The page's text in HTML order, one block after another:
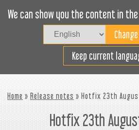
We can show you the content in
Keep current
Effizientes Laden
Home » Release notes » Hotfix 23th
Hotfix 23th